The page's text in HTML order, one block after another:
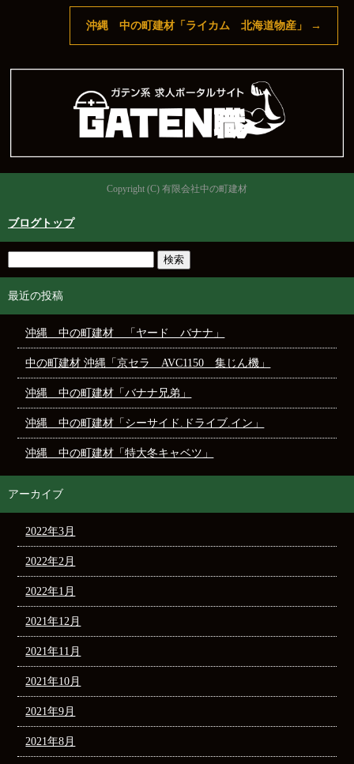
沖縄 中の町建材「ライカム 北海道物産」 →
Copyright (C) 有限会社中の町建材
ブログトップ
最近の投稿
沖縄 中の町建材 「ヤード バナナ」
中の町建材 沖縄「京セラ AVC1150 集じん機」
沖縄 中の町建材「バナナ兄弟」
沖縄 中の町建材「シーサイド.ドライブ.イン」
沖縄 中の町建材「特大冬キャベツ」
アーカイブ
2022年3月
2022年2月
2022年1月
2021年12月
2021年11月
2021年10月
2021年9月
2021年8月